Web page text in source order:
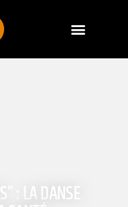
: LA DANSE